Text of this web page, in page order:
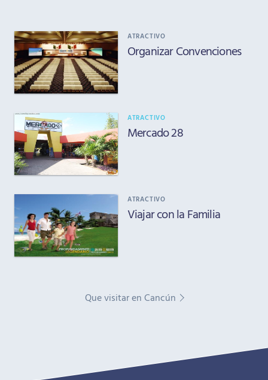
ATRACTIVO
Organizar Convenciones
ATRACTIVO
Mercado 28
ATRACTIVO
Viajar con la Familia
Que visitar en Cancún